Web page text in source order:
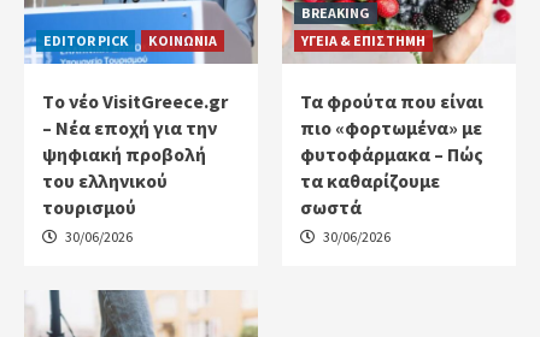
EDITOR PICK ΚΟΙΝΩΝΙΑ
Tο νέο VisitGreece.gr
– Νέα εποχή για την
ψηφιακή προβολή
του ελληνικού
τουρισμού
30/06/2026
BREAKING
ΥΓΕΙΑ & ΕΠΙΣΤΗΜΗ
Τα φρούτα που είναι
πιο «φορτωμένα» με
φυτοφάρμακα – Πώς
τα καθαρίζουμε
σωστά
30/06/2026